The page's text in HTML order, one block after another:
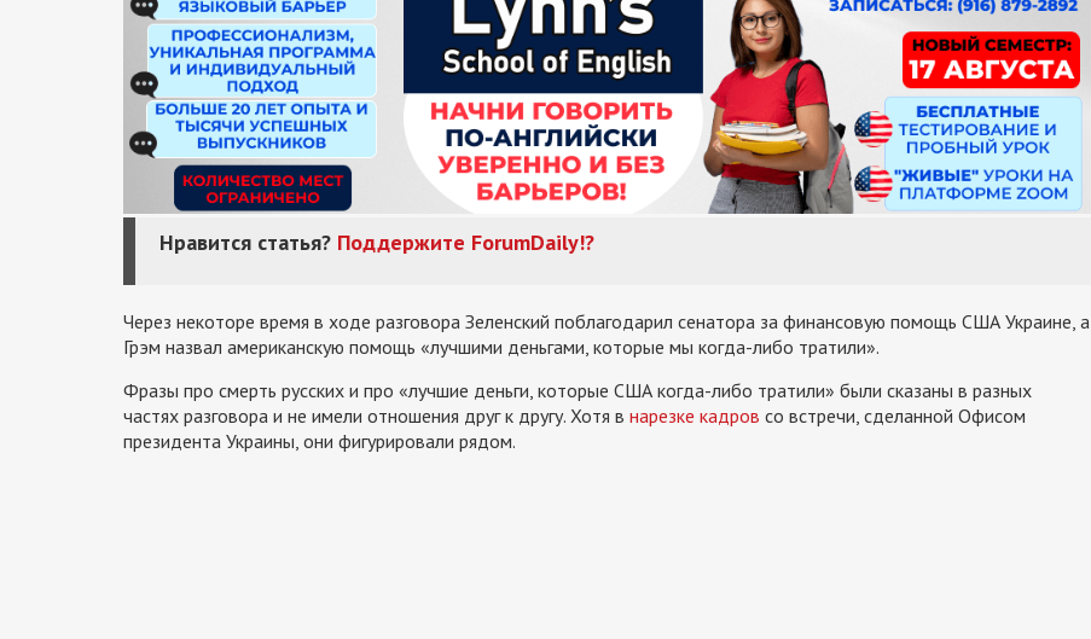
Нравится статья? Поддержите ForumDaily!?
Через некоторе время в ходе разговора Зеленский поблагодарил сенатора за финансовую помощь США Украине, а
Грэм назвал американскую помощь «лучшими деньгами, которые мы когда-либо тратили».
Фразы про смерть русских и про «лучшие деньги, которые США когда-либо тратили» были сказаны в разных
частях разговора и не имели отношения друг к другу. Хотя в нарезке кадров со встречи, сделанной Офисом
президента Украины, они фигурировали рядом.